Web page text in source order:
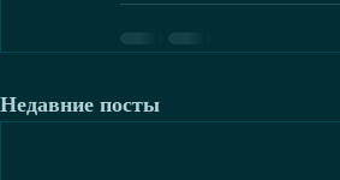
Недавние посты